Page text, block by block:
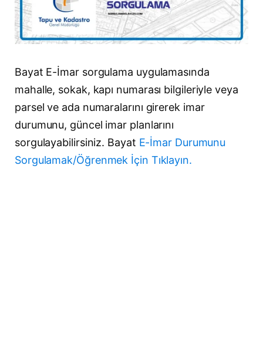
Bayat E-İmar sorgulama uygulamasında
mahalle, sokak, kapı numarası bilgileriyle veya
parsel ve ada numaralarını girerek imar
durumunu, güncel imar planlarını
sorgulayabilirsiniz. Bayat E-İmar Durumunu
Sorgulamak/Öğrenmek İçin Tıklayın.